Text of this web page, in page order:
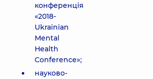
конференція
«2018-
Ukrainian
Mental
Health
Conference»;
науково-